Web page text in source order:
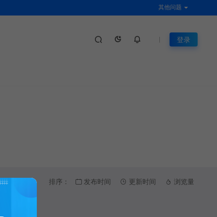
其他问题
登录
排序： 发布时间 更新时间 浏览量